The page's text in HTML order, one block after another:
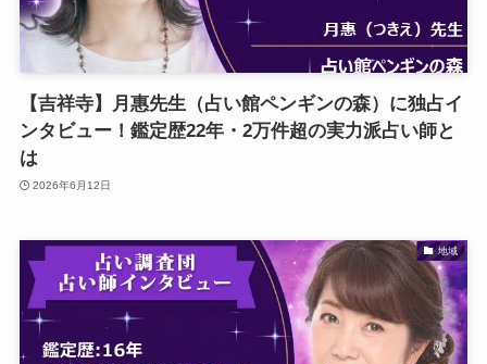
【吉祥寺】月惠先生（占い館ペンギンの森）に独占イ
ンタビュー！鑑定歴22年・2万件超の実力派占い師と
は
2026年6月12日
地域